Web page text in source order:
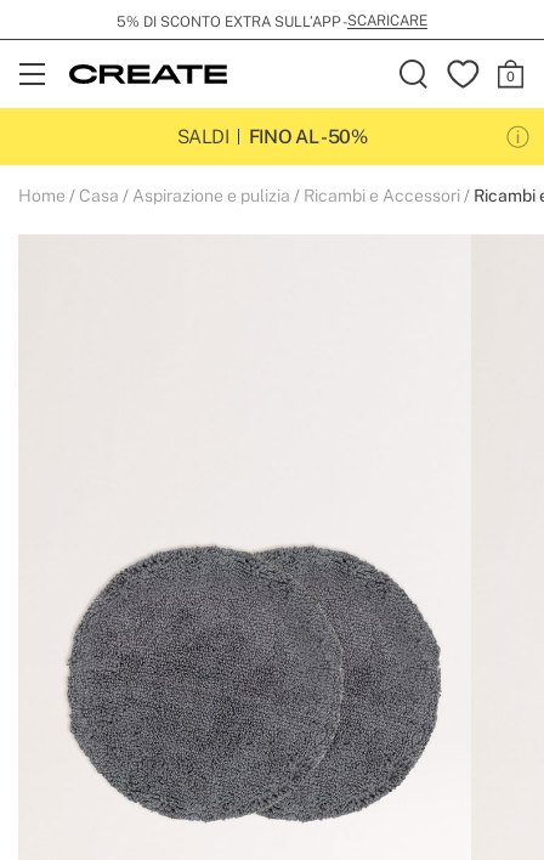
5% DI SCONTO EXTRA SULL’APP -SCARICARE
Open
Menu
SALDI
FINO AL -50%
Home Casa Aspirazione e pulizia Ricambi e Accessori Ricambi